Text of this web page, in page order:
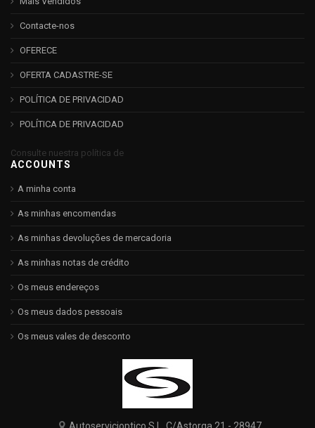
Contacte-nos
OFERECE
OFERTA CADASTRE-SE
POLÍTICA DE PRIVACIDAD
POLÍTICA DE PRIVACIDAD
Consulte nuestra política de
ACCOUNTS
A minha conta
As minhas encomendas
As minhas devoluções de mercadoria
As minhas notas de crédito
Os meus endereços
Os meus dados pessoais
Os meus vales de desconto
Autoservicioptico S.L, C/Astorga 21 - 28947